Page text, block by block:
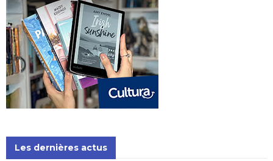
Les dernières actus